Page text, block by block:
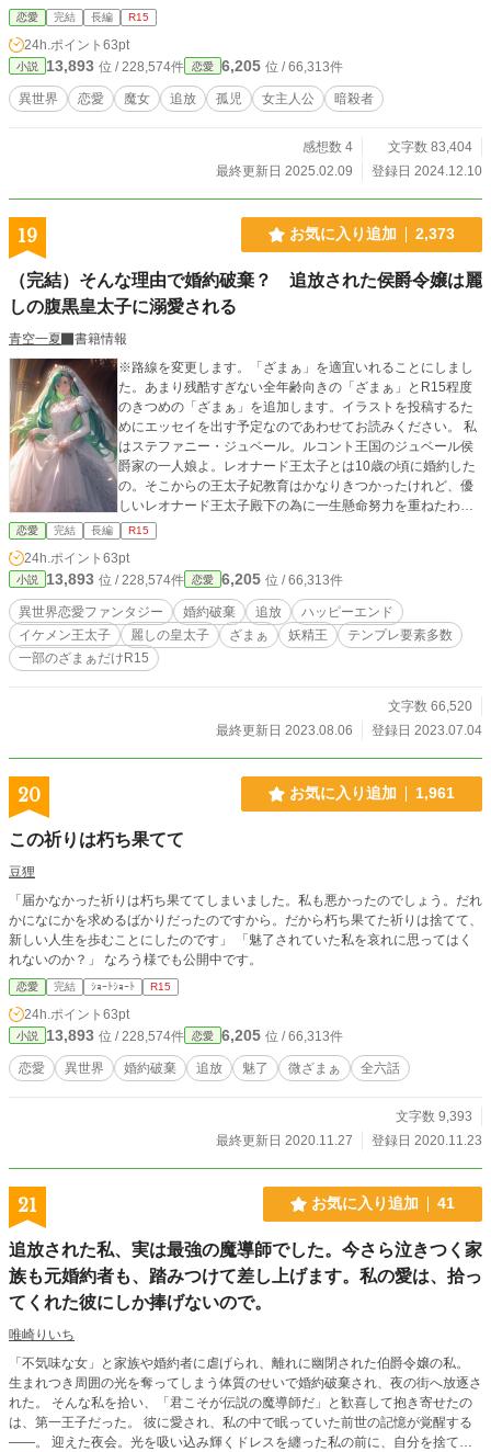
して投稿再開します。 ふんわり設定のご都合主義の話なので、広いお心でお読
みください。
恋愛 完結 長編 R15
24h.ポイント 63pt
小説 13,893 位 / 228,574件 恋愛 6,205 位 / 66,313件
異世界 恋愛 魔女 追放 孤児 女主人公 暗殺者
感想数 4
文字数 83,404
最終更新日 2025.02.09
登録日 2024.12.10
19 お気に入り追加 2,373
（完結）そんな理由で婚約破棄？ 追放された侯爵令嬢は麗
しの腹黒皇太子に溺愛される
青空一夏
書籍情報
※路線を変更します。「ざまぁ」を適宜いれることにしまし
た。あまり残酷すぎない全年齢向きの「ざまぁ」とR15程度
のきつめの「ざまぁ」を追加します。イラストを投稿するた
めにエッセイを出す予定なのであわせてお読みください。 私
はステファニー・ジュベール。ルコント王国のジュベール侯
爵家の一人娘よ。レオナード王太子とは10歳の頃に婚約した
の。そこからの王太子妃教育はかなりきつかったけれど、優
しいレオナード王太子殿下の為に一生懸命努力を重ねたわ。
レオナード王太子殿下はブロンドで青い瞳に、とても整った
お顔立ちの方だった。私達は王立貴族学園に一緒に通い、お
互いの気持ちは通じ合っていると信じていたのよ。ちなみに
この国では、13歳から16歳まで学園に通うことになっている
わ。 初めは楽しかった学園生活。けれど最終学年になった頃
よ。私のお父様が投資に失敗し、ジュベール侯爵家に大きな
負債をもたらしたの。おまけに私の美しかったブロンドの髪
がだんだんと色あせ･･････明るく澄んだ青い瞳の色も次第に
テファニーの立場をわかっている？ 今の君では到底王太子
妃の地位に相応しくないと思わないかな？ いっそ辞退して
くれれば良いのにねぇ」 あれほど優しかったレオナード王
太子殿下は、手のひらを返したようにそうおっしゃるように
なったのよ。 私はそんな酷い言葉を投げつけられても悲し
い。だって、以前はとても優しかったから、あの頃の彼を信
ヒ男爵令嬢を虐めていると言いがかりをつけられるようにな
り･･････ これは私が大好きだったレオナード王太子に裏切
られ悲しい思いをしたけれど、それ以上に幸せになる物語
よ。 ※全く史実には基づかない異世界恋愛ファンタジーで
す。現代的な表現や機器などでてくる場合があります。 ※表
紙は作者作成AIイラストです。 ※本文は全年齢向きです。
「ざまぁ」の一部はR15です。 ※冷たくされてもレオナード
王太子殿下を嫌いになれない、つい期待してしまう乙女な性
格の主人公です。（タグの削除や追加の可能性あり） ※カク
ヨム、ベリーズカフェにも投稿します。←こちらざまぁが穏
す。気がつかなかったという方が多くいらっしゃったので、
しばらく注意書きを追記しておきます。
恋愛 完結 長編 R15
24h.ポイント 63pt
小説 13,893 位 / 228,574件 恋愛 6,205 位 / 66,313件
異世界恋愛ファンタジー 婚約破棄 追放
ハッピーエンド
イケメン王太子
麗しの皇太子 ざまぁ 妖精王
テンプレ要素多数
一部のざまぁだけR15
文字数 66,520
最終更新日 2023.08.06
登録日 2023.07.04
20 お気に入り追加 1,961
この祈りは朽ち果てて
豆狸
「届かなかった祈りは朽ち果ててしまいました。私も悪かったのでしょう。だれ
かになにかを求めるばかりだったのですから。だから朽ち果てた祈りは捨てて、
新しい人生を歩むことにしたのです」 「魅了されていた私を哀れに思ってはく
れないのか？」 なろう様でも公開中です。
恋愛 完結 ｼｮｰﾄｼｮｰﾄ R15
24h.ポイント 63pt
小説 13,893 位 / 228,574件 恋愛 6,205 位 / 66,313件
恋愛 異世界 婚約破棄 追放 魅了 微ざまぁ 全六話
文字数 9,393
最終更新日 2020.11.27
登録日 2020.11.23
21 お気に入り追加 41
追放された私、実は最強の魔導師でした。今さら泣きつく家
族も元婚約者も、踏みつけて差し上げます。私の愛は、拾っ
てくれた彼にしか捧げないので。
唯崎りいち
「不気味な女」と家族や婚約者に虐げられ、離れに幽閉された伯爵令嬢の私。
生まれつき周囲の光を奪ってしまう体質のせいで婚約破棄され、夜の街へ放逐さ
れた。 そんな私を拾い、「君こそが伝説の魔導師だ」と歓喜して抱き寄せたの
は、第一王子だった。 彼に愛され、私の中で眠っていた前世の記憶が覚醒する
――。 迎えた夜会。光を吸い込み輝くドレスを纏った私の前に、自分を捨てた